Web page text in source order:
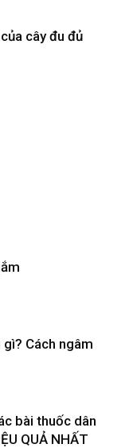
cây đu đủ
Cách ngâm
bài thuốc dân
QUẢ NHẤT